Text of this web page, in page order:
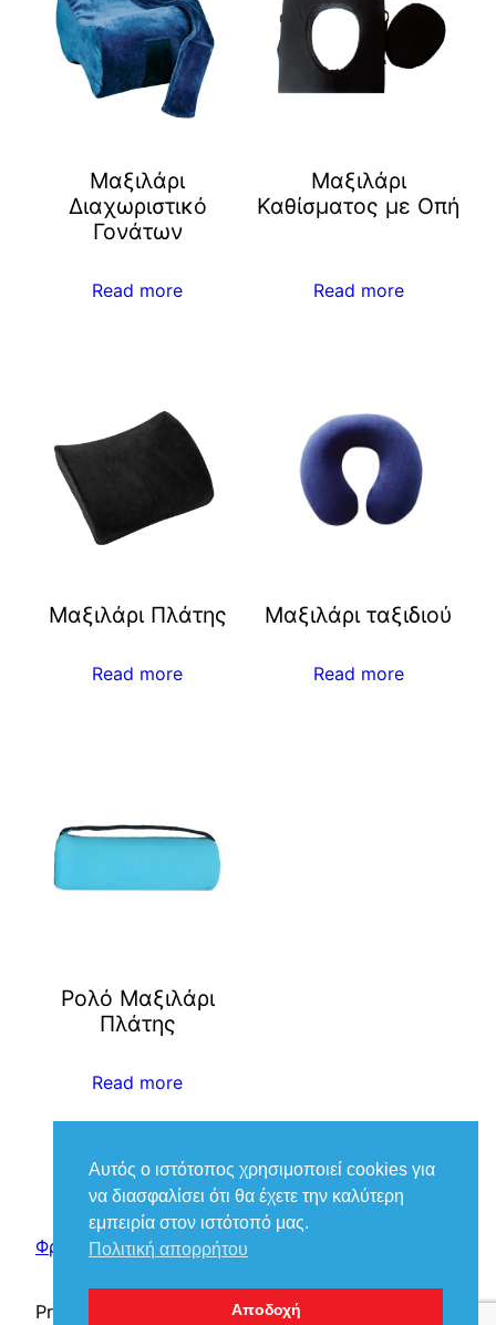
Μαξιλάρι
Διαχωριστικό
Γονάτων
Read more
Μαξιλάρι
Καθίσματος με Οπή
Read more
Μαξιλάρι Πλάτης
Read more
Μαξιλάρι ταξιδιού
Read more
Ρολό Μαξιλάρι
Πλάτης
Read more
Φροντίδα Ιατρικά – Βούκιας Βασίλειος
Proudly powered by WordPress
Αυτός ο ιστότοπος χρησιμοποιεί cookies για
να διασφαλίσει ότι θα έχετε την καλύτερη
εμπειρία στον ιστότοπό μας.
Πολιτική απορρήτου
Αποδοχή